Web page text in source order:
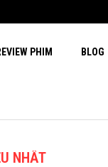
PHIM BLOG
NHẤT